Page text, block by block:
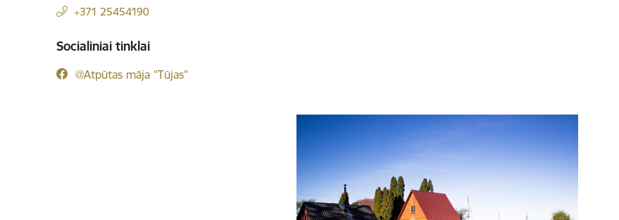
+371 25454190
Socialiniai tinklai
@Atpūtas māja "Tūjas"